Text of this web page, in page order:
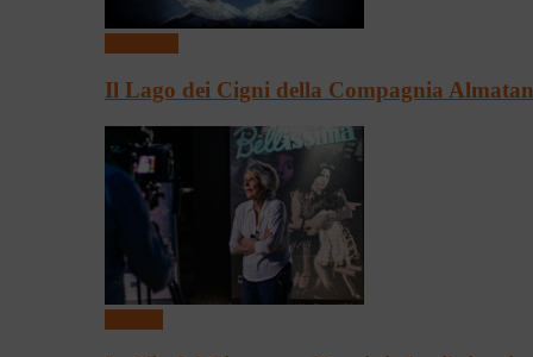
Il Lago dei Cigni della Compagnia